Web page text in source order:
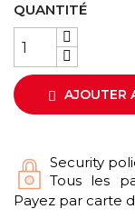
QUANTITÉ
 AJOUTER
Security
Tous les
Payez par carte